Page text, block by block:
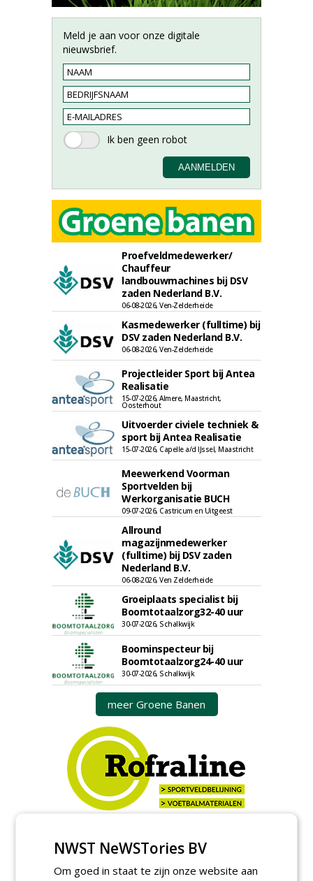
Meld je aan voor onze digitale
nieuwsbrief.
Proefveldmedewerker/
Chauffeur
landbouwmachines bij DSV
zaden Nederland B.V.
06-08-2026, Ven-Zelderheide
Kasmedewerker (fulltime) bij
DSV zaden Nederland B.V.
06-08-2026, Ven-Zelderheide
Projectleider Sport bij Antea
Realisatie
15-07-2026, Almere, Maastricht,
Oosterhout
Uitvoerder civiele techniek &
sport bij Antea Realisatie
15-07-2026, Capelle a/d IJssel, Maastricht
Meewerkend Voorman
Sportvelden bij
Werkorganisatie BUCH
09-07-2026, Castricum en Uitgeest
Allround
magazijnmedewerker
(fulltime) bij DSV zaden
Nederland B.V.
06-08-2026, Ven Zelderheide
Groeiplaats specialist bij
Boomtotaalzorg32-40 uur
30-07-2026, Schalkwijk
Boominspecteur bij
Boomtotaalzorg24-40 uur
30-07-2026, Schalkwijk
meer Groene Banen
Iedereen kan gratis kleine advertenties
plaatsen via zijn eigen account.
NWST NeWSTories BV
Om goed in staat te zijn onze website aan